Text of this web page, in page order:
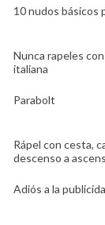
10 nudos básicos
Nunca rapeles
italiana
Parabolt
Rápel con cesta,
descenso a
Adiós a la